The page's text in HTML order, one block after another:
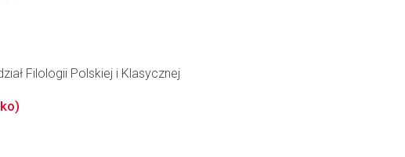
Filologii Polskiej i Klasycznej